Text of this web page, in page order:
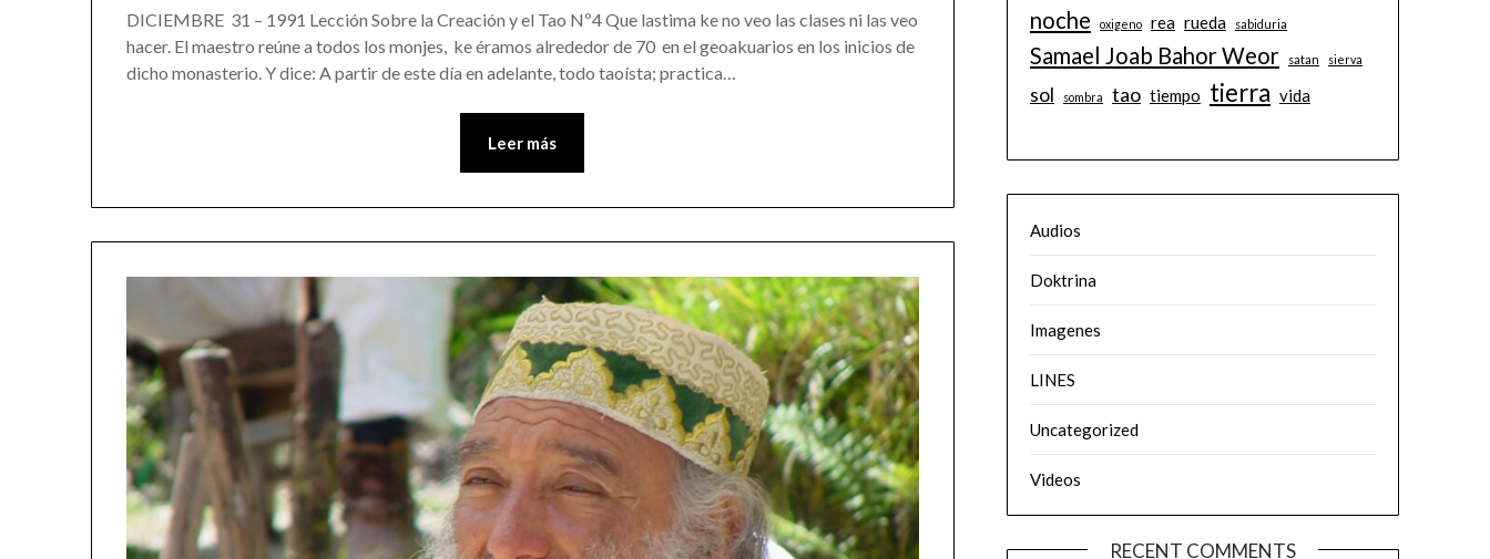
DICIEMBRE 31 – 1991 Lección Sobre la Creación y el Tao Nº4 Que lastima ke no veo las clases ni las veo
hacer. El maestro reúne a todos los monjes, ke éramos alrededor de 70 en el geoakuarios en los inicios de
dicho monasterio. Y dice: A partir de este día en adelante, todo taoísta; practica…
Leer más
noche oxigeno rea rueda sabiduria
Samael Joab Bahor Weor satan sierva
sol sombra tao tiempo tierra vida
Audios
Doktrina
Imagenes
LINES
Uncategorized
Videos
RECENT COMMENTS